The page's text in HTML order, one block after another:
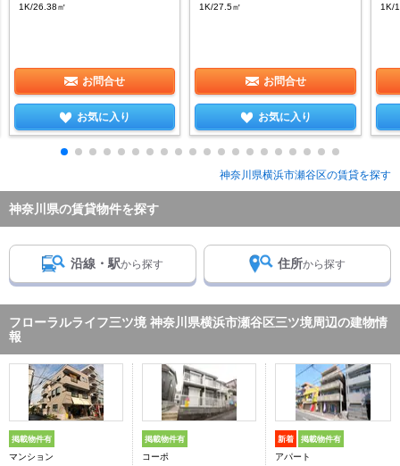
1K/26.38㎡
お問合せ
お気に入り
1K/27.5㎡
お問合せ
お気に入り
1K/
神奈川県横浜市瀬谷区の賃貸を探す
神奈川県の賃貸物件を探す
沿線・駅から探す 住所から探す
フローラルライフ三ツ境 神奈川県横浜市瀬谷区三ツ境周辺の建物情
報
掲載物件有
マンション
掲載物件有
コーポ
新着 掲載物件有
アパート